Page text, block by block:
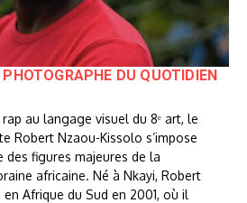
DU QUOTIDIEN
au langage visuel du 8ᵉ art, le
Robert Nzaou-Kissolo s’impose
des figures majeures de la
africaine. Né à Nkayi, Robert
Afrique du Sud en 2001, où il